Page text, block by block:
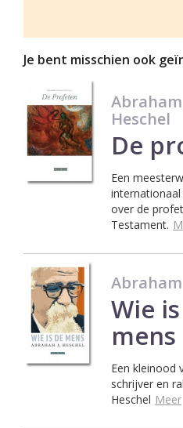
Je bent misschien ook
Heschel
De
Een
over de
Testament.
Wie
mens
Een kleinood
schrijver en
Heschel Meer